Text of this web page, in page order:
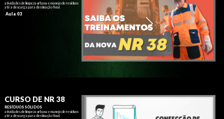
atividades de limpeza urbana e manejo de resíduos
até a descarga para destinação final.
Aula 03
atividades de limpeza urbana e manejo de resíduos
até a descarga para destinação final.
CURSO DE NR 38
RESÍDUOS SÓLIDOS